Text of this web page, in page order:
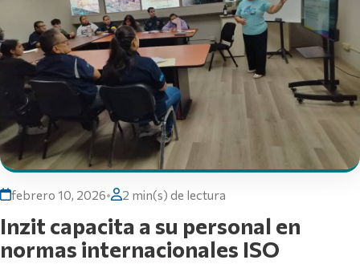
febrero 10, 2026• 2 min(s) de lectura
Inzit capacita a su personal en
normas internacionales ISO